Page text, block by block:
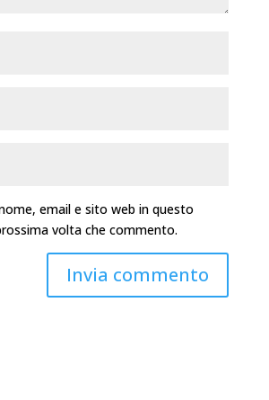
email e sito web in questo
volta che commento.